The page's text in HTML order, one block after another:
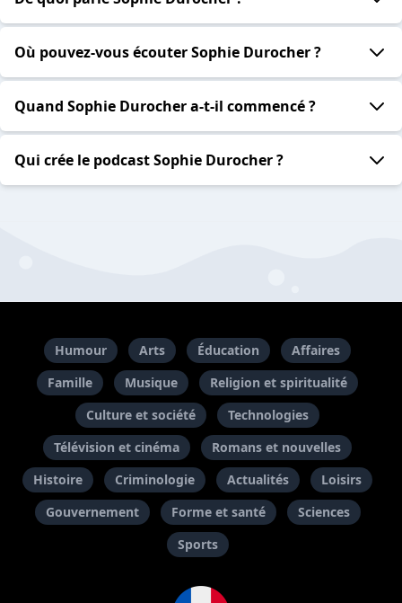
Où pouvez-vous écouter Sophie Durocher ?
Quand Sophie Durocher a-t-il commencé ?
Qui crée le podcast Sophie Durocher ?
Humour Arts Éducation
Affaires
Famille
Musique
Religion et spiritualité
Culture et société
Technologies
Télévision et cinéma
Romans et nouvelles
Histoire
Criminologie Actualités
Loisirs
Gouvernement
Forme et santé
Sciences
Sports